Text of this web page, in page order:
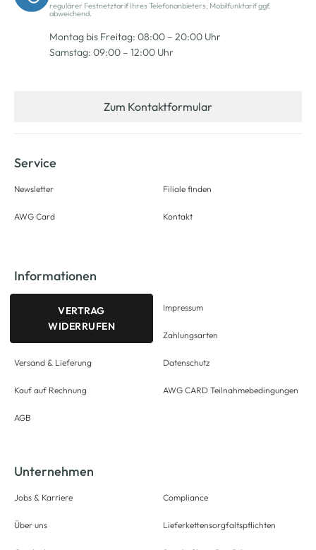
regulärer Festnetztarif Ihres Telefonanbieters, Mobilfunktarif ggf.
abweichend.
Montag bis Freitag: 08:00 – 20:00 Uhr
Samstag: 09:00 – 12:00 Uhr
Zum Kontaktformular
Service
Newsletter
AWG Card
Filiale finden
Kontakt
Informationen
VERTRAG
WIDERRUFEN
Versand & Lieferung
Kauf auf Rechnung
AGB
Impressum
Zahlungsarten
Datenschutz
AWG CARD Teilnahmebedingungen
Unternehmen
Jobs & Karriere
Über uns
Compliance
Lieferkettensorgfaltspflichten